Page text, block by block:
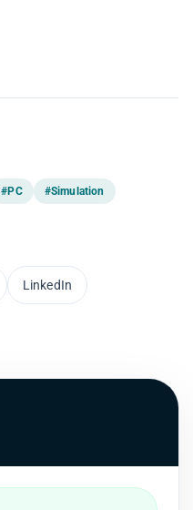
#PC #Simulation
LinkedIn